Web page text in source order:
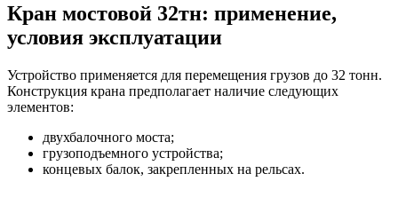
Кран мостовой 32тн: применение,
условия эксплуатации
Устройство применяется для перемещения грузов до 32 тонн.
Конструкция крана предполагает наличие следующих
элементов:
двухбалочного моста;
грузоподъемного устройства;
концевых балок, закрепленных на рельсах.